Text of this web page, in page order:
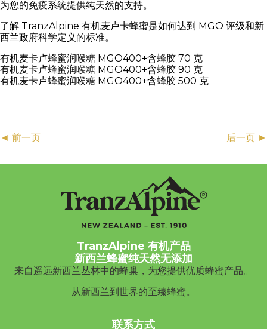
为您的免疫系统提供纯天然的支持。
了解 TranzAlpine 有机麦卢卡蜂蜜是如何达到 MGO 评级和新
西兰政府科学定义的标准。
有机麦卡卢蜂蜜润喉糖 MGO400+含蜂胶 70 克
有机麦卡卢蜂蜜润喉糖 MGO400+含蜂胶 90 克
有机麦卡卢蜂蜜润喉糖 MGO400+含蜂胶 500 克
Posts
navigation
◄ 前一页 后一页 ►
TranzAlpine 有机产品
新西兰蜂蜜纯天然无添加
来自遥远新西兰丛林中的蜂巢，为您提供优质蜂蜜产品。
从新西兰到世界的至臻蜂蜜。
联系方式